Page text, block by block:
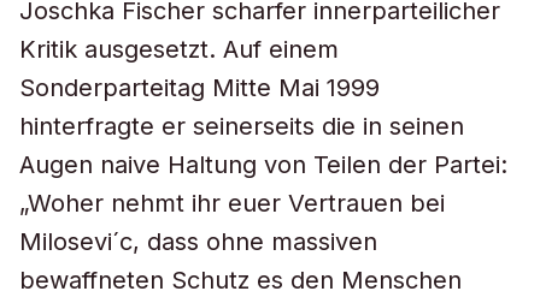
Joschka Fischer scharfer innerparteilicher
Kritik ausgesetzt. Auf einem
Sonderparteitag Mitte Mai 1999
hinterfragte er seinerseits die in seinen
Augen naive Haltung von Teilen der Partei:
„Woher nehmt ihr euer Vertrauen bei
Milosevi´c, dass ohne massiven
bewaffneten Schutz es den Menschen